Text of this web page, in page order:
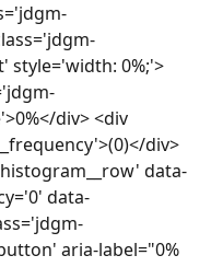
style='width: 0%;'>
div> <div
div>
data-
data-
aria-label="0%